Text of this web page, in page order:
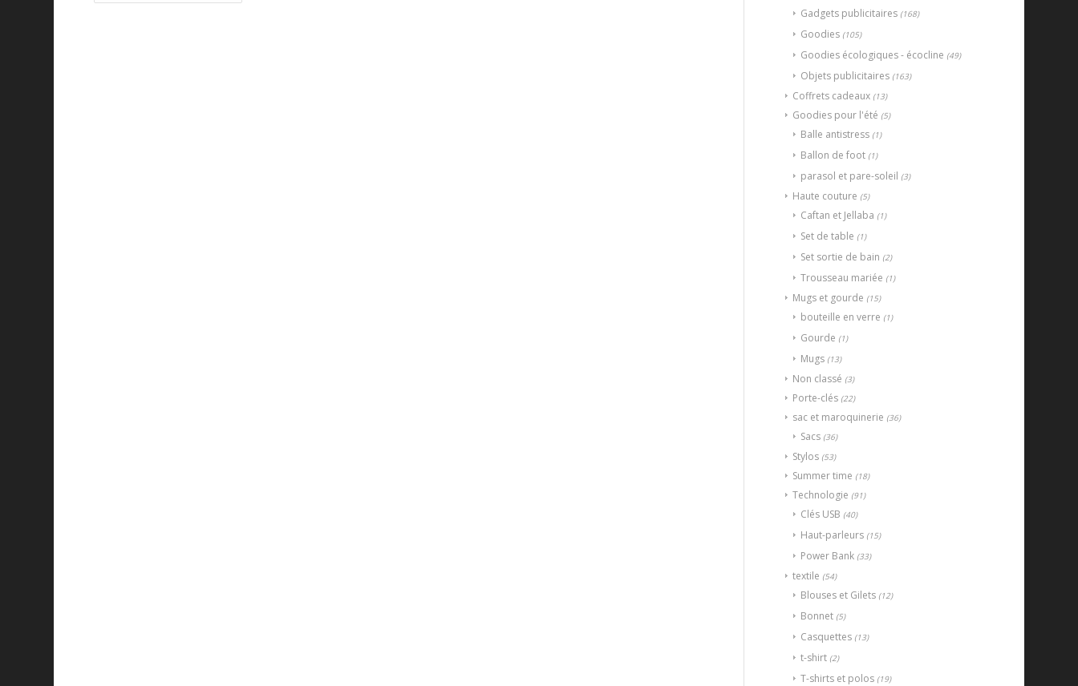
Gadgets publicitaires (168)
Goodies (105)
Goodies écologiques - écocline (49)
Objets publicitaires (163)
Coffrets cadeaux (13)
Goodies pour l'été (5)
Balle antistress (1)
Ballon de foot (1)
parasol et pare-soleil (3)
Haute couture (5)
Caftan et Jellaba (1)
Set de table (1)
Set sortie de bain (2)
Trousseau mariée (1)
Mugs et gourde (15)
bouteille en verre (1)
Gourde (1)
Mugs (13)
Non classé (3)
Porte-clés (22)
sac et maroquinerie (36)
Sacs (36)
Stylos (53)
Summer time (18)
Technologie (91)
Clés USB (40)
Haut-parleurs (15)
Power Bank (33)
textile (54)
Blouses et Gilets (12)
Bonnet (5)
Casquettes (13)
t-shirt (2)
T-shirts et polos (19)